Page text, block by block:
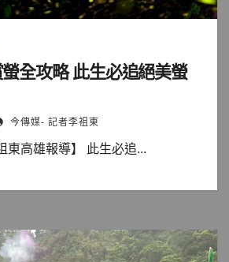
全攻略 此生必追絕美螢
今傳媒- 記者李祖東
東高雄報導】 此生必追...